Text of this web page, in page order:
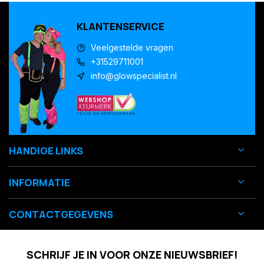
KLANTENSERVICE
Veelgestelde vragen
+31529711001
info@glowspecialist.nl
HANDIGE LINKS
INFORMATIE
CONTACTGEGEVENS
SCHRIJF JE IN VOOR ONZE NIEUWSBRIEF!